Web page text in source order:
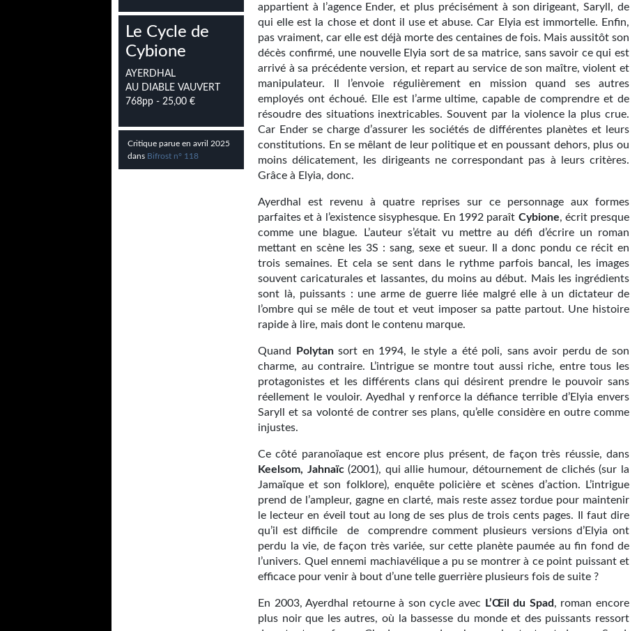
Le Cycle de
Cybione
AYERDHAL
AU DIABLE VAUVERT
768pp - 25,00 €
Critique parue en avril 2025
dans Bifrost n° 118
appartient à l’agence Ender, et plus précisément à son dirigeant, Saryll, de
qui elle est la chose et dont il use et abuse. Car Elyia est immortelle. Enfin,
pas vraiment, car elle est déjà morte des centaines de fois. Mais aussitôt son
décès confirmé, une nouvelle Elyia sort de sa matrice, sans savoir ce qui est
arrivé à sa précédente version, et repart au service de son maître, violent et
manipulateur. Il l’envoie régulièrement en mission quand ses autres
employés ont échoué. Elle est l’arme ultime, capable de comprendre et de
résoudre des situations inextricables. Souvent par la violence la plus crue.
Car Ender se charge d’assurer les sociétés de différentes planètes et leurs
constitutions. En se mêlant de leur politique et en poussant dehors, plus ou
moins délicatement, les dirigeants ne correspondant pas à leurs critères.
Grâce à Elyia, donc.
Ayerdhal est revenu à quatre reprises sur ce personnage aux formes
parfaites et à l’existence sisyphesque. En 1992 paraît Cybione, écrit presque
comme une blague. L’auteur s’était vu mettre au défi d’écrire un roman
mettant en scène les 3S : sang, sexe et sueur. Il a donc pondu ce récit en
trois semaines. Et cela se sent dans le rythme parfois bancal, les images
souvent caricaturales et lassantes, du moins au début. Mais les ingrédients
sont là, puissants : une arme de guerre liée malgré elle à un dictateur de
l’ombre qui se mêle de tout et veut imposer sa patte partout. Une histoire
rapide à lire, mais dont le contenu marque.
Quand Polytansort en 1994, le style a été poli, sans avoir perdu de son
charme, au contraire. L’intrigue se montre tout aussi riche, entre tous les
protagonistes et les différents clans qui désirent prendre le pouvoir sans
réellement le vouloir. Ayedhal y renforce la défiance terrible d’Elyia envers
Saryll et sa volonté de contrer ses plans, qu’elle considère en outre comme
injustes.
Ce côté paranoïaque est encore plus présent, de façon très réussie, dans
Keelsom, Jahnaïc(2001), qui allie humour, détournement de clichés (sur la
Jamaïque et son folklore), enquête policière et scènes d’action. L’intrigue
prend de l’ampleur, gagne en clarté, mais reste assez tordue pour maintenir
le lecteur en éveil tout au long de ses plus de trois cents pages. Il faut dire
qu’il est difficile de comprendre comment plusieurs versions d’Elyia ont
perdu la vie, de façon très variée, sur cette planète paumée au fin fond de
l’univers. Quel ennemi machiavélique a pu se montrer à ce point puissant et
efficace pour venir à bout d’une telle guerrière plusieurs fois de suite ?
En 2003, Ayerdhal retourne à son cycle avec L’Œil du Spad, roman encore
plus noir que les autres, où la bassesse du monde et des puissants ressort